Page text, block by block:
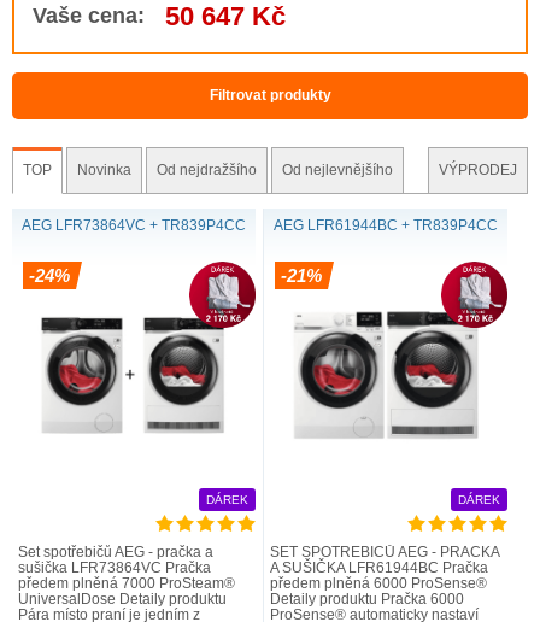
Vaše cena: 50 647 Kč
Filtrovat produkty
TOP Novinka Od nejdražšího Od nejlevnějšího VÝPRODEJ
AEG LFR73864VC + TR839P4CC
-24%
DÁREK
Set spotřebičů AEG - pračka a
sušička LFR73864VC Pračka
předem plněná 7000 ProSteam®
UniversalDose Detaily produktu
Pára místo praní je jedním z
AEG LFR61944BC + TR839P4CC
-21%
DÁREK
SET SPOTŘEBIČŮ AEG - PRAČKA
A SUŠIČKA LFR61944BC Pračka
předem plněná 6000 ProSense®
Detaily produktu Pračka 6000
ProSense® automaticky nastaví